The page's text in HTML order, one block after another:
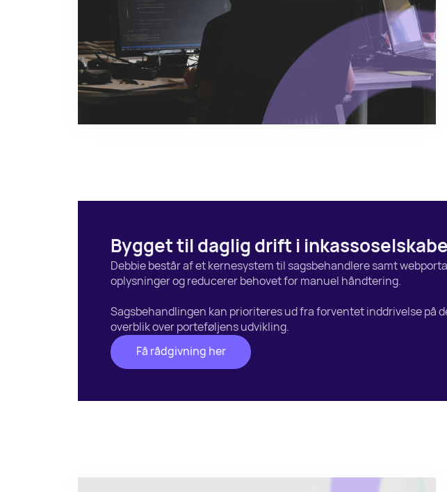
Bygget til daglig drift i
Debbie består af et kernesystem til sagsbehandlere samt
oplysninger og reducerer behovet for manuel håndtering.
Sagsbehandlingen kan prioriteres ud fra forventet inddrivelse på
overblik over porteføljens udvikling.
Få rådgivning her